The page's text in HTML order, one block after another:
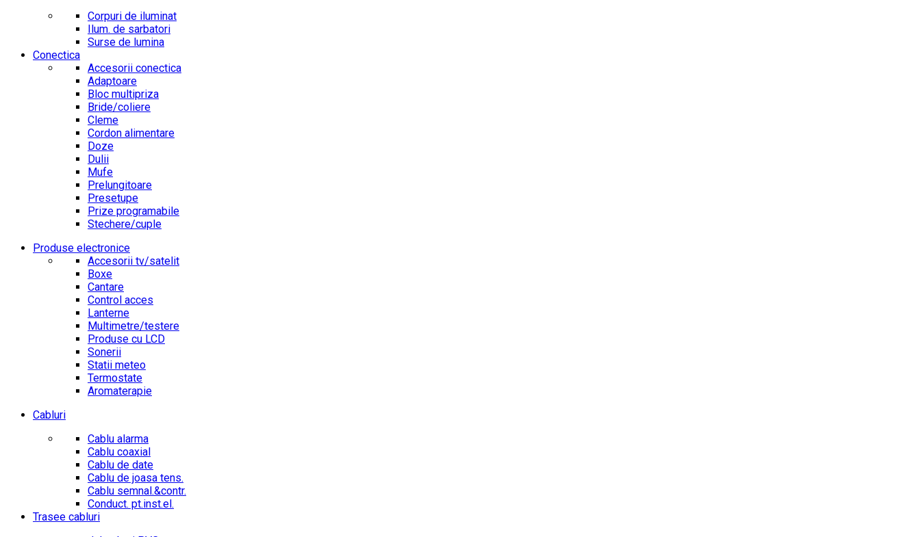
Corpuri de iluminat
Ilum. de sarbatori
Surse de lumina
Conectica
Accesorii conectica
Adaptoare
Bloc multipriza
Bride/coliere
Cleme
Cordon alimentare
Doze
Dulii
Mufe
Prelungitoare
Presetupe
Prize programabile
Stechere/cuple
Produse electronice
Accesorii tv/satelit
Boxe
Cantare
Control acces
Lanterne
Multimetre/testere
Produse cu LCD
Sonerii
Statii meteo
Termostate
Aromaterapie
Cabluri
Cablu alarma
Cablu coaxial
Cablu de date
Cablu de joasa tens.
Cablu semnal.&contr.
Conduct. pt.inst.el.
Trasee cabluri